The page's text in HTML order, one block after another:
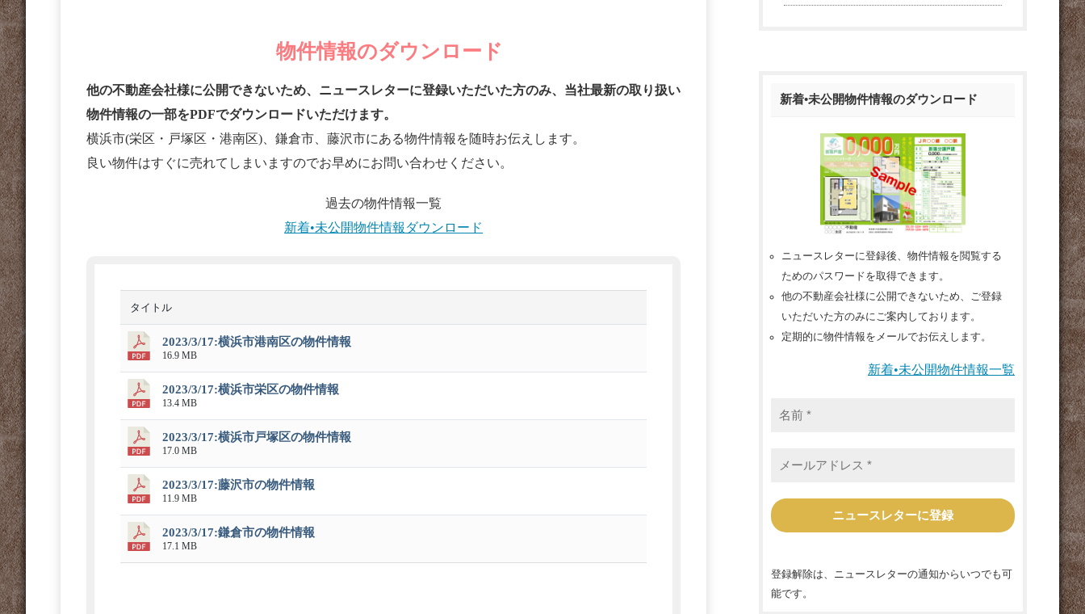
物件情報のダウンロード
他の不動産会社様に公開できないため、ニュースレターに登録いただいた方のみ、当社最新の取り扱い
物件情報の一部をPDFでダウンロードいただけます。
横浜市(栄区・戸塚区・港南区)、鎌倉市、藤沢市にある物件情報を随時お伝えします。
良い物件はすぐに売れてしまいますのでお早めにお問い合わせください。
過去の物件情報一覧
新着•未公開物件情報ダウンロード
タイトル
2023/3/17:横浜市港南区の物件情報
16.9 MB
2023/3/17:横浜市栄区の物件情報
13.4 MB
2023/3/17:横浜市戸塚区の物件情報
17.0 MB
2023/3/17:藤沢市の物件情報
11.9 MB
2023/3/17:鎌倉市の物件情報
17.1 MB
新着•未公開物件情報のダウンロード
ニュースレターに登録後、物件情報を閲覧する
ためのパスワードを取得できます。
他の不動産会社様に公開できないため、ご登録
いただいた方のみにご案内しております。
定期的に物件情報をメールでお伝えします。
新着•未公開物件情報一覧
前
ー
ア
ド
レ
登録解除は、ニュースレターの通知からいつでも可
能です。